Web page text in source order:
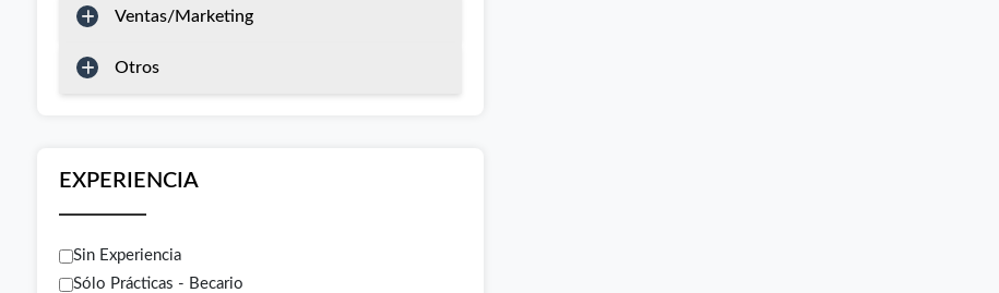
Ventas/Marketing
Otros
EXPERIENCIA
Sin Experiencia
Sólo Prácticas - Becario